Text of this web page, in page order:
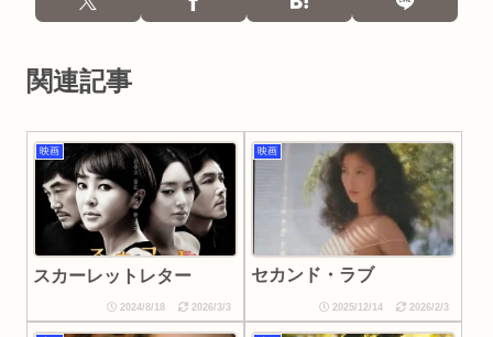
関連記事
映画
スカーレットレター
2024/8/18 2026/3/3
映画
セカンド・ラブ
2025/12/14 2026/2/3